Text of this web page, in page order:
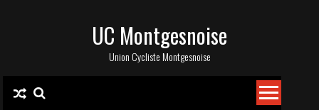
UC Montgesnoise
Union Cycliste Montgesnoise